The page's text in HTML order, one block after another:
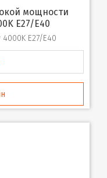
E27/E40
4000K E27/E40